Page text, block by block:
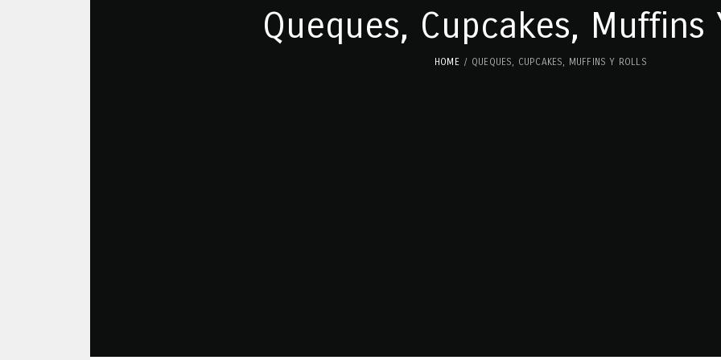
Queques, Cupcakes, Muffins
HOME QUEQUES, CUPCAKES, MUFFINS Y ROLLS